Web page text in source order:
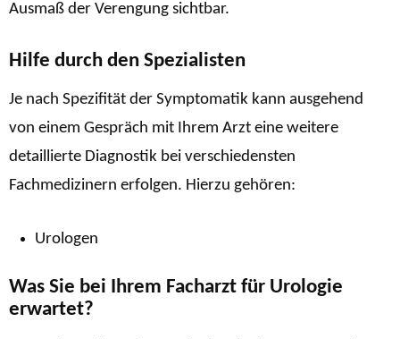
Ausmaß der Verengung sichtbar.
Hilfe durch den Spezialisten
Je nach Spezifität der Symptomatik kann ausgehend
von einem Gespräch mit Ihrem Arzt eine weitere
detaillierte Diagnostik bei verschiedensten
Fachmedizinern erfolgen. Hierzu gehören:
Urologen
Was Sie bei Ihrem Facharzt für Urologie
erwartet?